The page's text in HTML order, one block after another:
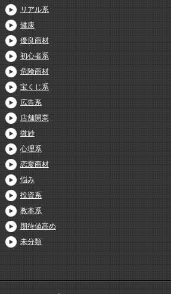
リアル系
健康
優良商材
初心者系
危険商材
宝くじ系
広告系
店舗開業
微妙
心理系
恋愛商材
悩み
投資系
教本系
期待値高め
未分類